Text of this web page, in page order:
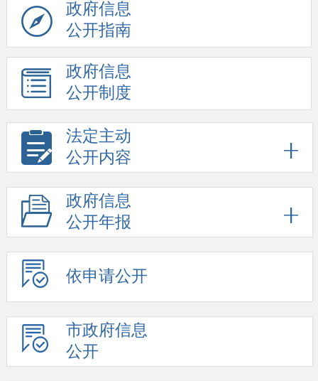
政府信息
公开指南
政府信息
公开制度
法定主动
公开内容
政府信息
公开年报
依申请公开
市政府信息
公开